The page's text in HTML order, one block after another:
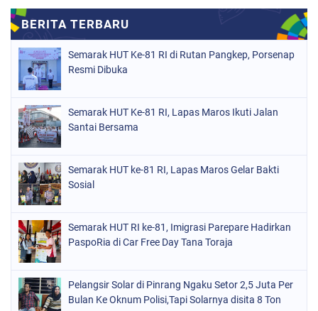
Semarak HUT Ke-81 RI di Rutan Pangkep, Porsenap
Resmi Dibuka
Semarak HUT Ke-81 RI, Lapas Maros Ikuti Jalan
Santai Bersama
Semarak HUT ke-81 RI, Lapas Maros Gelar Bakti
Sosial
Semarak HUT RI ke-81, Imigrasi Parepare Hadirkan
PaspoRia di Car Free Day Tana Toraja
Pelangsir Solar di Pinrang Ngaku Setor 2,5 Juta Per
Bulan Ke Oknum Polisi,Tapi Solarnya disita 8 Ton